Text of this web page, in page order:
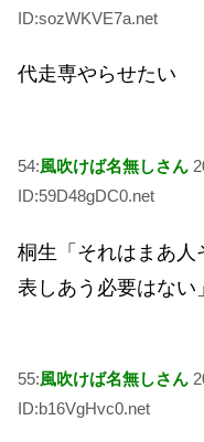
ID:sozWKVE7a.net
代走専やらせたい
54:風吹けば名無しさん
ID:59D48gDC0.net
桐生「それはまあ人
表しあう必要はない」
55:風吹けば名無しさん
ID:b16VgHvc0.net